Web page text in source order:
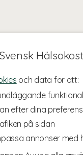
Hälsokost
och data för att:
efter dina
på sidan
annonser med